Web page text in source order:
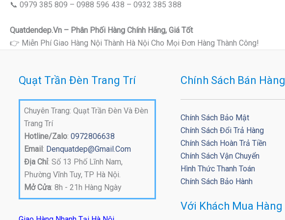
📞 0979 385 809 – 0988 596 438 – 0932 385 388
Quatdendep.vn – Phân Phối Hàng Chính Hãng, Giá Tốt
👉 Miễn Phí Giao Hàng Nội Thành Hà Nội Cho Mọi Đơn Hàng Thành Công!
Quạt Trần Đèn Trang Trí
Chuyên Trang: Quạt Trần Đèn Và Đèn
Trang Trí
Hotline/Zalo: 0972806638
Email: Denquatdep@gmail.com
Địa Chỉ: Số 13 Phố Lĩnh Nam,
Phường Vĩnh Tuy, TP Hà Nội.
Mở Cửa: 8h - 21h Hàng Ngày
Chính Sách Bán Hàng
Chính Sách Bảo Mật
Chính Sách Đổi Trả Hàng
Chính Sách Hoàn Trả Tiền
Chính Sách Vận Chuyển
Hình Thức Thanh Toán
Chính Sách Bảo Hành
Với Khách Mua Hàng